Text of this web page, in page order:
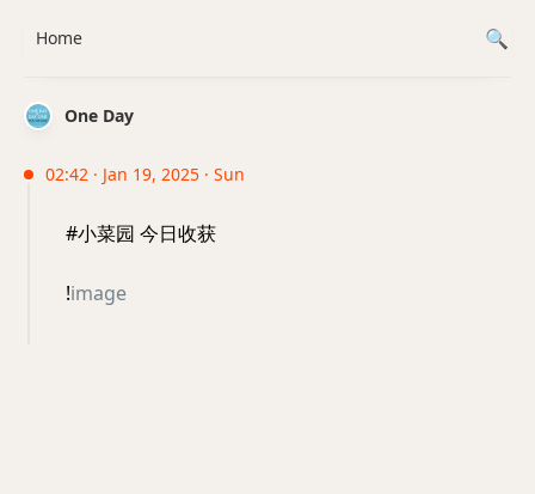
One Day
02:42 · Jan 19, 2025 · Sun
#小菜园 今日收获
!image
Home